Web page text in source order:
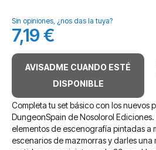
de
la
galería
de
imágenes
Sin opiniones, ¿nos das la tuya?
7,19 €
AVISADME CUANDO ESTÉ
DISPONIBLE
Completa tu set básico con los nuevos
DungeonSpain de Nosolorol Ediciones.
elementos de escenografía pintadas a
escenarios de mazmorras y darles una